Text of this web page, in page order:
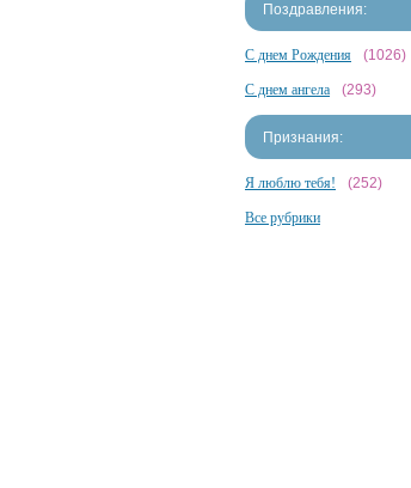
Поздравления:
С днем Рождения (1026)
С днем ангела (293)
Признания:
Я люблю тебя! (252)
Все рубрики